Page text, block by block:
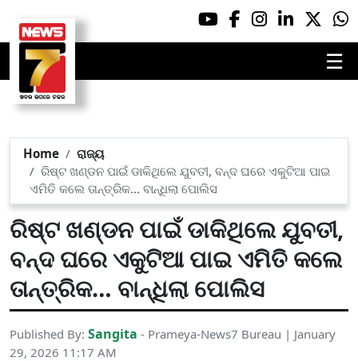
☰
Home
ରାଜ୍ୟ
ରିଷ୍ଟ ଖଣ୍ଡନ ପାଇଁ ଡାକିଥିଲେ ଯୁବତୀ, ବନ୍ଦ ଘରେ ଏକୁଟିଆ ପାଇ
ଏମିତି କଲେ ତାନ୍ତ୍ରିକ… ବାନ୍ଧିଲା ପୋଲିସ
ରିଷ୍ଟ ଖଣ୍ଡନ ପାଇଁ ଡାକିଥିଲେ ଯୁବତୀ,
ବନ୍ଦ ଘରେ ଏକୁଟିଆ ପାଇ ଏମିତି କଲେ
ତାନ୍ତ୍ରିକ… ବାନ୍ଧିଲା ପୋଲିସ
Published By: Sangita - Prameya-News7 Bureau | January
29, 2026 11:17 AM